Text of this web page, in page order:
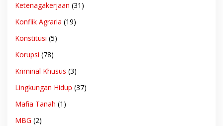
Ketenagakerjaan (31)
Konflik Agraria (19)
Konstitusi (5)
Korupsi (78)
Kriminal Khusus (3)
Lingkungan Hidup (37)
Mafia Tanah (1)
MBG (2)